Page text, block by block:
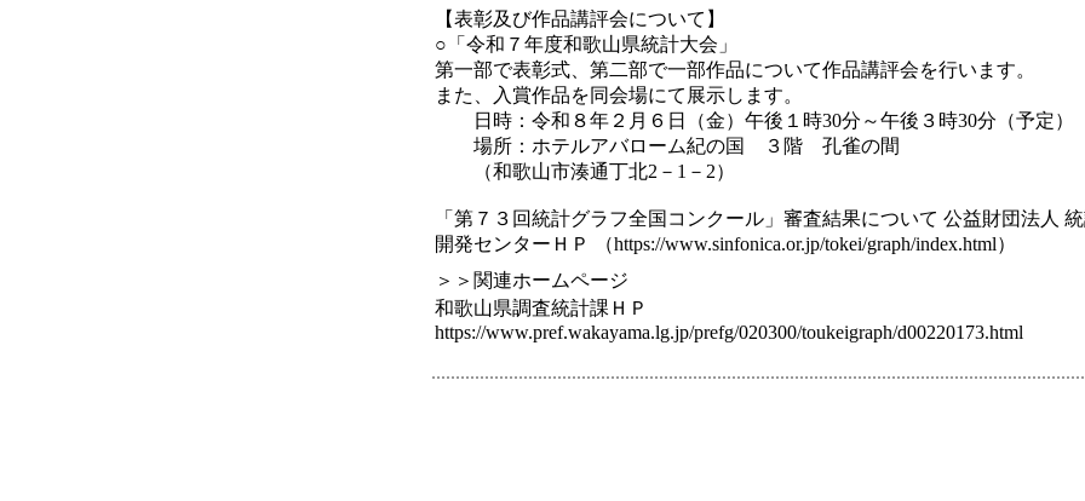
【表彰及び作品講評会について】
○「令和７年度和歌山県統計大会」
第一部で表彰式、第二部で一部作品について作品講評会を行います。
また、入賞作品を同会場にて展示します。
日時：令和８年２月６日（金）午後１時30分～午後３時30分（予定）
場所：ホテルアバローム紀の国 ３階 孔雀の間
（和歌山市湊通丁北2－1－2）
「第７３回統計グラフ全国コンクール」審査結果について 公益財団法人
開発センターＨＰ （https://www.sinfonica.or.jp/tokei/graph/index.html）
＞＞関連ホームページ
和歌山県調査統計課ＨＰ
https://www.pref.wakayama.lg.jp/prefg/020300/toukeigraph/d00220173.html